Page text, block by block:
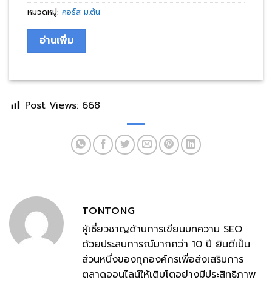
หมวดหมู่: คอร์ส ม.ต้น
อ่านเพิ่ม
Post Views: 668
TONTONG
ผู้เชี่ยวชาญด้านการเขียนบทความ SEO
ด้วยประสบการณ์มากกว่า 10 ปี ยินดีเป็น
ส่วนหนึ่งของทุกองค์กรเพื่อส่งเสริมการ
ตลาดออนไลน์ให้เติบโตอย่างมีประสิทธิภาพ